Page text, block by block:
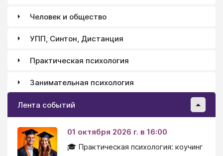
Человек и общество
УПП, Синтон, Дистанция
Практическая психология
Занимательная психология
Лента событий
01 октября 2026 г. в 16:00
🎓 Практическая психология: коучинг